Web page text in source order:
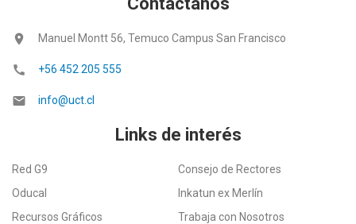
location_on Manuel Montt 56, Temuco Campus San Francisco
call +56 452 205 555
email info@uct.cl
Links de interés
Red G9
Consejo de Rectores
Oducal
Inkatun ex Merlín
Recursos Gráficos
Trabaja con Nosotros